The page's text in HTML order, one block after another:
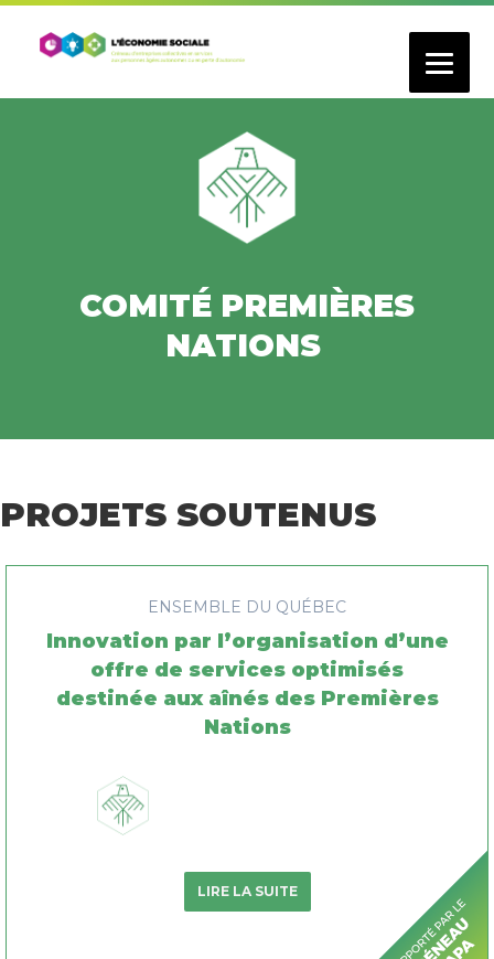
Aller
contenu
COMITÉ PREMIÈRES
NATIONS
PROJETS SOUTENUS
ENSEMBLE DU QUÉBEC
Innovation par l’organisation d’une
offre de services optimisés
destinée aux aînés des Premières
Nations
LIRE LA SUITE